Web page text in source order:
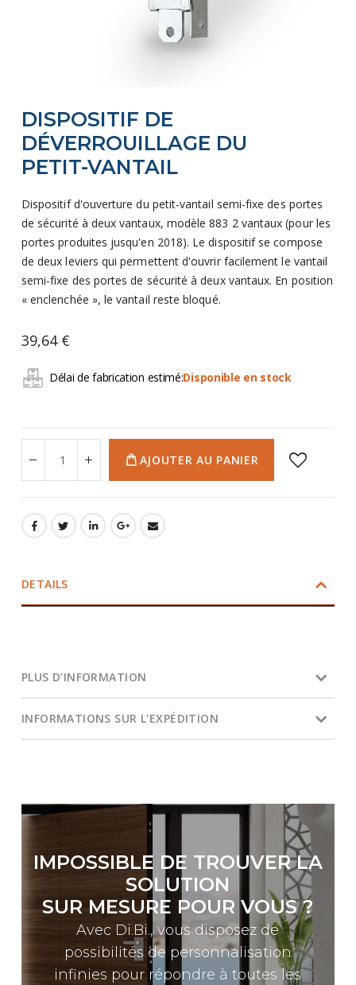
to
the
beginning
of
the
images
gallery
DISPOSITIF DE
DÉVERROUILLAGE DU
PETIT-VANTAIL
Dispositif d'ouverture du petit-vantail semi-fixe des portes
de sécurité à deux vantaux, modèle 883 2 vantaux (pour les
portes produites jusqu'en 2018). Le dispositif se compose
de deux leviers qui permettent d'ouvrir facilement le vantail
semi-fixe des portes de sécurité à deux vantaux. En position
« enclenchée », le vantail reste bloqué.
39,64 €
Délai de fabrication estimé:Disponible en stock
AJOUTER AU PANIER
DETAILS
PLUS D’INFORMATION
INFORMATIONS SUR L'EXPÉDITION
IMPOSSIBLE DE TROUVER LA
SOLUTION
SUR MESURE POUR VOUS ?
Avec Di.Bi., vous disposez de
possibilités de personnalisation
infinies pour répondre à toutes les